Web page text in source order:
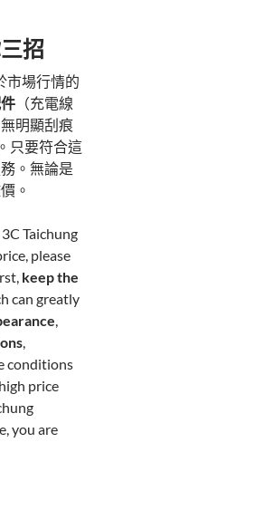
招
市場行情的
（充電線
無明顯刮痕
只要符合這
。無論是
。
Taichung
please
keep the
can greatly
conditions
price
you are